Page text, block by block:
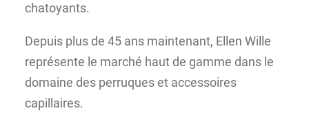
chatoyants.
Depuis plus de 45 ans maintenant, Ellen Wille
représente le marché haut de gamme dans le
domaine des perruques et accessoires
capillaires.